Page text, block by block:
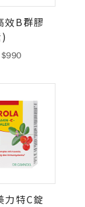
效B群膠
$990
力特C錠